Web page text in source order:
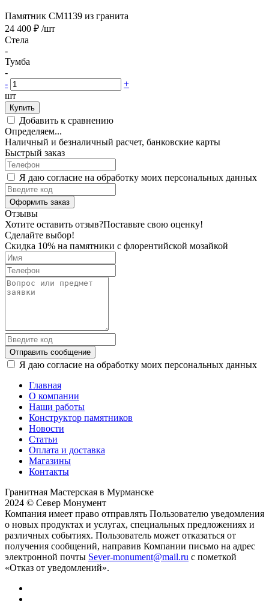
Памятник CM1139 из гранита
24 400 ₽ /шт
Стела
-
Тумба
-
-
+
шт
Купить
Добавить к сравнению
Определяем...
Наличный и безналичный расчет, банковские карты
Быстрый заказ
Я даю согласие на обработку моих персональных данных
Оформить заказ
Отзывы
Хотите оставить отзыв?Поставьте свою оценку!
Сделайте выбор!
Скидка 10% на памятники с флорентийской мозайкой
Отправить сообщение
Я даю согласие на обработку моих персональных данных
Главная
О компании
Наши работы
Конструктор памятников
Новости
Статьи
Оплата и доставка
Магазины
Контакты
Гранитная Мастерская в Мурманске
2024 © Север Монумент
Компания имеет право отправлять Пользователю уведомления
о новых продуктах и услугах, специальных предложениях и
различных событиях. Пользователь может отказаться от
получения сообщений, направив Компании письмо на адрес
электронной почты Sever-monument@mail.ru с пометкой
«Отказ от уведомлений».